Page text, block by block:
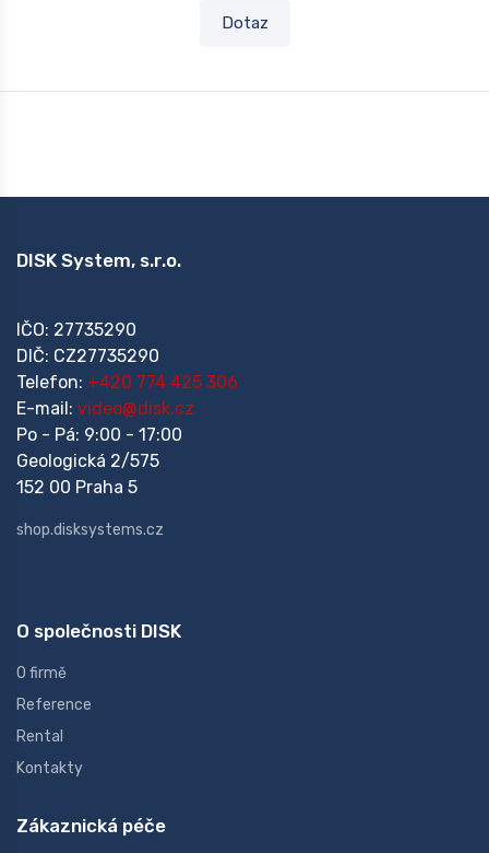
Dotaz
DISK System, s.r.o.
IČO: 27735290
DIČ: CZ27735290
Telefon: +420 774 425 306
E-mail: video@disk.cz
Po - Pá: 9:00 - 17:00
Geologická 2/575
152 00 Praha 5
shop.disksystems.cz
O společnosti DISK
O firmě
Reference
Rental
Kontakty
Zákaznická péče